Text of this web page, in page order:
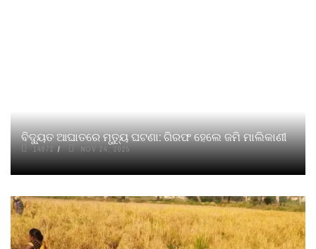
ବିଦ୍ୟୁତ ଆଘାତରେ ମୃତ୍ୟୁ ଘଟଣା: ଗିରଫ ହେଲେ ଜମି ମାଲିକାଣୀ
14872 NOV 24, 2025